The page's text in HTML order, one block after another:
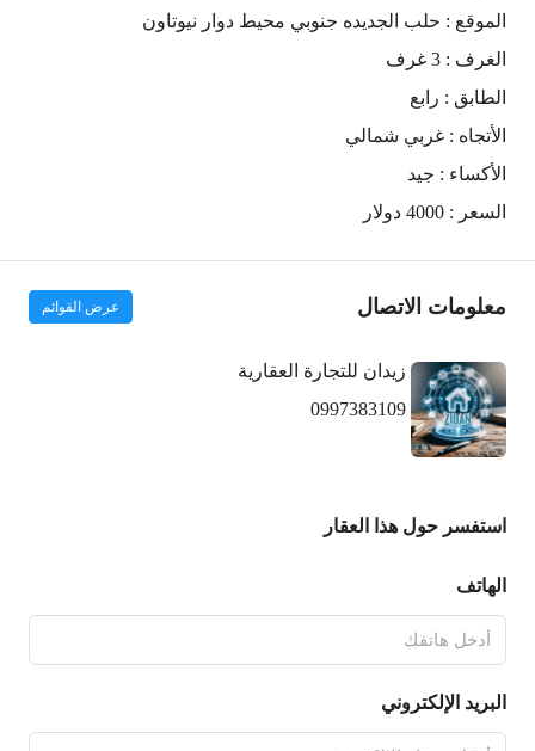
الموقع : حلب الجديده جنوبي محيط دوار نيوتاون
الغرف : 3 غرف
الطابق : رابع
الأتجاه : غربي شمالي
الأكساء : جيد
السعر : 4000 دولار
معلومات الاتصال عرض القوائم
زيدان للتجارة العقارية
0997383109
استفسر حول هذا العقار
الهاتف
البريد الإلكتروني